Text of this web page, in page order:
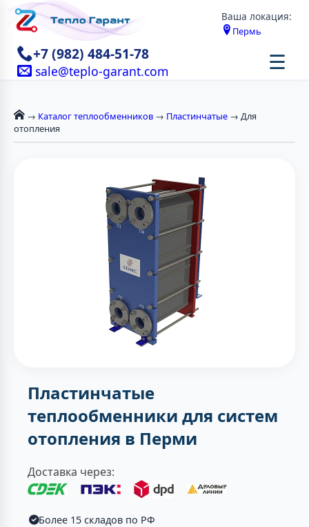
Ваша локация:
Пермь
+7 (982) 484-51-78
sale@teplo-garant.com ☰
→ Каталог теплообменников → Пластинчатые → Для
отопления
Пластинчатые
теплообменники для систем
отопления в Перми
Доставка через:
Более 15 складов по РФ